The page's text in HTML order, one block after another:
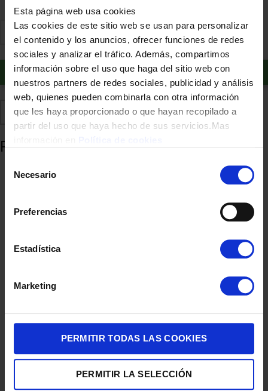
Esta página web usa cookies
Las cookies de este sitio web se usan para personalizar
el contenido y los anuncios, ofrecer funciones de redes
sociales y analizar el tráfico. Además, compartimos
información sobre el uso que haga del sitio web con
nuestros partners de redes sociales, publicidad y análisis
web, quienes pueden combinarla con otra información
que les haya proporcionado o que hayan recopilado a
partir del uso que haya hecho de sus servicios.Mas
Necesario
Preferencias
Estadística
Marketing
PERMITIR TODAS LAS COOKIES
PERMITIR LA SELECCIÓN
Añadir al carrito
Añadir a favoritos Comparte
Productos relacionados
ESTUCHE DOLCE GUSTO12581057 KITKAT 16CAP
5,00€